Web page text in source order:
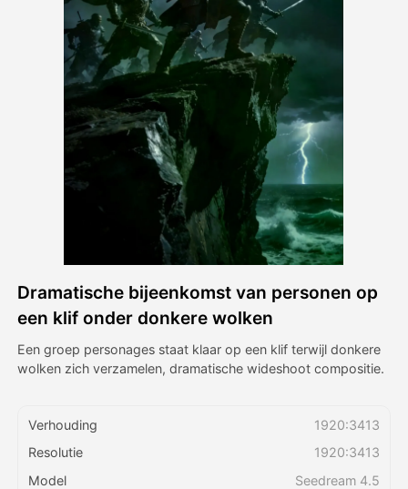
Avatar Video
AI Video
Foto van AI
Andere instrumenten
Bekijk alle sjablonen
Galerij
Blog
Prijzen
Dramatische bijeenkomst van personen op
een klif onder donkere wolken
Een groep personages staat klaar op een klif terwijl donkere
wolken zich verzamelen, dramatische wideshoot compositie.
Verhouding
1920:3413
Resolutie
1920:3413
Model
Seedream 4.5